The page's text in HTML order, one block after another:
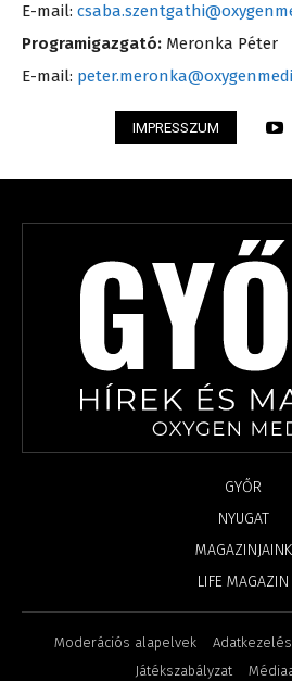
E-mail:
Programigazgató: Meronka Péter
E-mail:
IMPRESSZUM
GYŐR
NYUGAT
MAGAZINJAINK
LIFE MAGAZIN
Moderációs alapelvek
Játékszabályzat